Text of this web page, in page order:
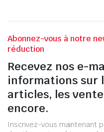
Abonnez-vous à notre
réduction
Recevez nos e-
informations sur
articles, les
encore.
Inscrivez-vous maintenant